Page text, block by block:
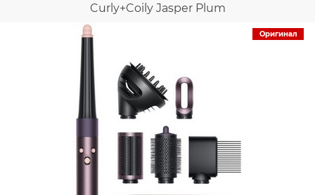
Curly+Coily Jasper Plum
Оригинал